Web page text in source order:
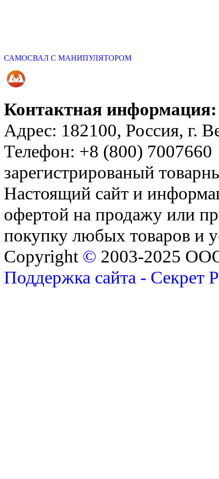
САМОСВАЛ С МАНИПУЛЯТОРОМ
Контактная информация:
Адрес: 182100, Россия, г.
Телефон: +8 (800) 7007660
зарегистрированый
Настоящий сайт и
офертой на продажу или
покупку любых товаров и
Copyright © 2003-2025
Поддержка сайта - Секрет